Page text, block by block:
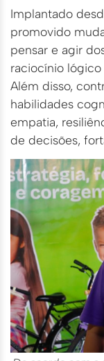
Implantado
promovido
pensar e agir
raciocínio
Além disso,
habilidades
empatia,
de decisões,